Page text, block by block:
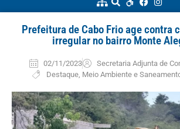
Prefeitura de Cabo Frio age contra
irregular no bairro Monte
02/11/2023
Secretaria Adjunta de
Destaque, Meio Ambiente e